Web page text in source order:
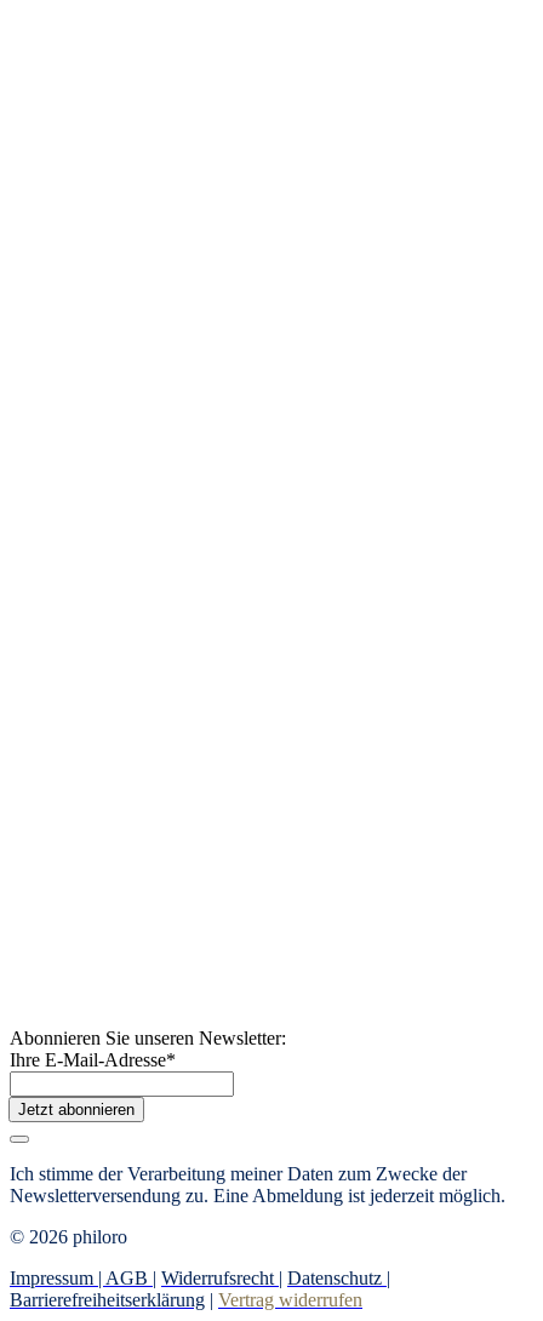
Abonnieren Sie unseren Newsletter:
Ihre E-Mail-Adresse*
Jetzt abonnieren
Ich stimme der Verarbeitung meiner Daten zum Zwecke der
Newsletterversendung zu. Eine Abmeldung ist jederzeit möglich.
© 2026 philoro
Impressum | AGB | Widerrufsrecht | Datenschutz |
Barrierefreiheitserklärung | Vertrag widerrufen